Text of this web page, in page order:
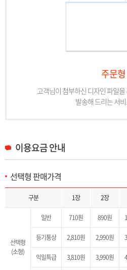
주문형
고객님이 첨부하신 디자인 파일
발송해 드리는 서
이용요금 안내
선택형 판매가격
선택형 판매가격 목록으로 구분(선택형(소형)-일반/등기통상/익일특급/준등기), 1장~6장 판매가격을 제공합니다.
구분 1장 2장
선택형
(소형)
일반 710원 890원
등기통상 2,810원 2,990원
익일특급 3,810원 3,990원